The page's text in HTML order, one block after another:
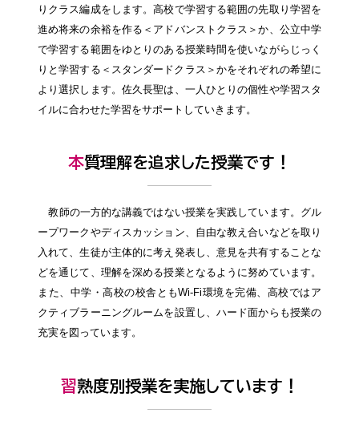
りクラス編成をします。高校で学習する範囲の先取り学習を
進め将来の余裕を作る＜アドバンストクラス＞か、公立中学
で学習する範囲をゆとりのある授業時間を使いながらじっく
りと学習する＜スタンダードクラス＞かをそれぞれの希望に
より選択します。佐久長聖は、一人ひとりの個性や学習スタ
イルに合わせた学習をサポートしていきます。
本質理解を追求した授業です！
教師の一方的な講義ではない授業を実践しています。グル
ープワークやディスカッション、自由な教え合いなどを取り
入れて、生徒が主体的に考え発表し、意見を共有することな
どを通じて、理解を深める授業となるように努めています。
また、中学・高校の校舎ともWi-Fi環境を完備、高校ではア
クティブラーニングルームを設置し、ハード面からも授業の
充実を図っています。
習熟度別授業を実施しています！